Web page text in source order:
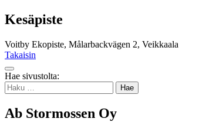
Kesäpiste
Voitby Ekopiste, Målarbackvägen 2, Veikkaala
Takaisin
Takaisin
ylös
Hae sivustolta:
Haku:
Ab Stormossen Oy